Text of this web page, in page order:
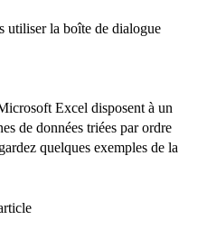
utiliser la boîte de dialogue
Excel disposent à un
de données triées par ordre
quelques exemples de la